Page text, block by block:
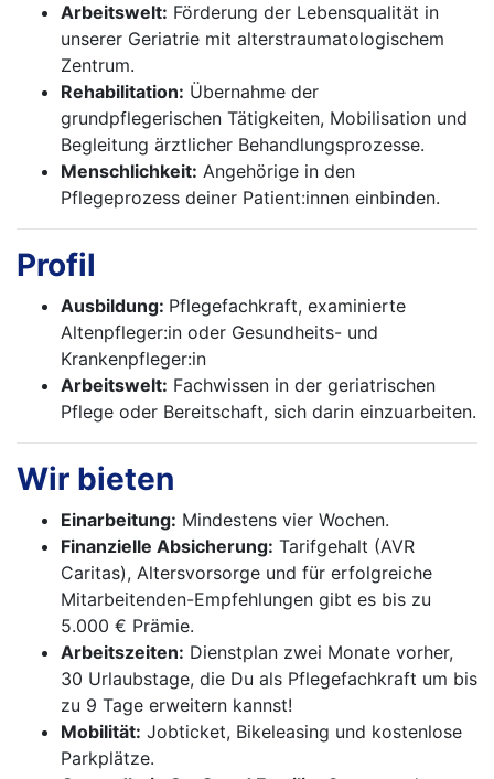
Arbeitswelt: Förderung der Lebensqualität in
unserer Geriatrie mit alterstraumatologischem
Zentrum.
Rehabilitation: Übernahme der
grundpflegerischen Tätigkeiten, Mobilisation und
Begleitung ärztlicher Behandlungsprozesse.
Menschlichkeit: Angehörige in den
Pflegeprozess deiner Patient:innen einbinden.
Profil
Ausbildung: Pflegefachkraft, examinierte
Altenpfleger:in oder Gesundheits- und
Krankenpfleger:in
Arbeitswelt: Fachwissen in der geriatrischen
Pflege oder Bereitschaft, sich darin einzu­arbeiten.
Wir bieten
Einarbeitung: Mindestens vier Wochen.
Finanzielle Absicherung: Tarifgehalt (AVR
Caritas), Altersvorsorge und für erfolgreiche
Mitarbeitenden-Empfehlungen gibt es bis zu
5.000 € Prämie.
Arbeitszeiten: Dienstplan zwei Monate vorher,
30 Urlaubstage, die Du als Pflegefachkraft um bis
zu 9 Tage erweitern kannst!
Mobilität: Jobticket, Bikeleasing und kostenlose
Parkplätze.